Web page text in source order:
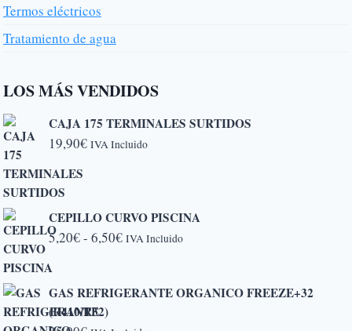
Termos eléctricos
Tratamiento de agua
LOS MÁS VENDIDOS
CAJA 175 TERMINALES SURTIDOS
19,90€ IVA Incluido
CEPILLO CURVO PISCINA
5,20€- 6,50€Rango
desde
IVA Incluido
GAS REFRIGERANTE ORGANICO FREEZE+32
(R410/R32)